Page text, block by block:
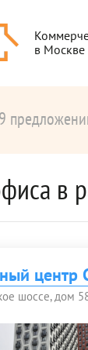
в Москве
в
центр
шоссе, дом